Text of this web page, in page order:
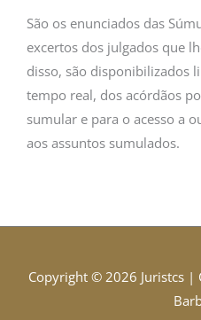
São os enunciados das
excertos dos julgados que
disso, são disponibilizados
tempo real, dos acórdãos
sumular e para o acesso a
aos assuntos sumulados.
Copyright © 2026 Juristcs |